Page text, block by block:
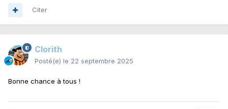
Citer
Clorith
Posté(e) le 22 septembre 2025
Bonne chance à tous !